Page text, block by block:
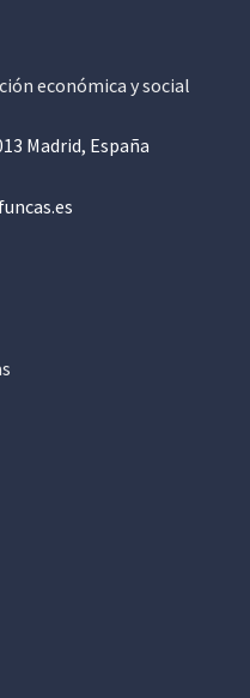
económica y social
Madrid, España